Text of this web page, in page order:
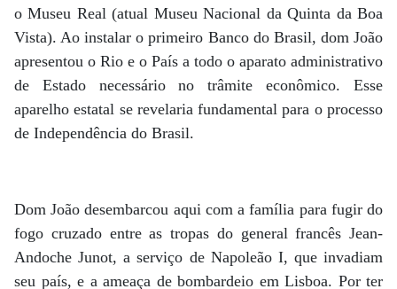
o Museu Real (atual Museu Nacional da Quinta da Boa
Vista). Ao instalar o primeiro Banco do Brasil, dom João
apresentou o Rio e o País a todo o aparato administrativo
de Estado necessário no trâmite econômico. Esse
aparelho estatal se revelaria fundamental para o processo
de Independência do Brasil.
Dom João desembarcou aqui com a família para fugir do
fogo cruzado entre as tropas do general francês Jean-
Andoche Junot, a serviço de Napoleão I, que invadiam
seu país, e a ameaça de bombardeio em Lisboa. Por ter